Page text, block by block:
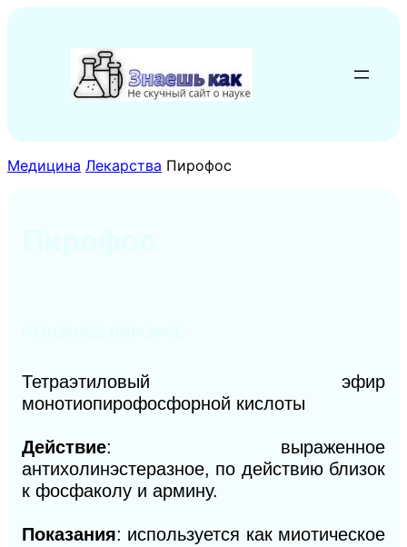
содержимому
Медицина Лекарства Пирофос
Тетраэтиловый эфир
монотиопирофосфорной кислоты
Действие: выраженное
антихолинэстеразное, по действию близок
к фосфаколу и армину.
Показания: используется как миотическое